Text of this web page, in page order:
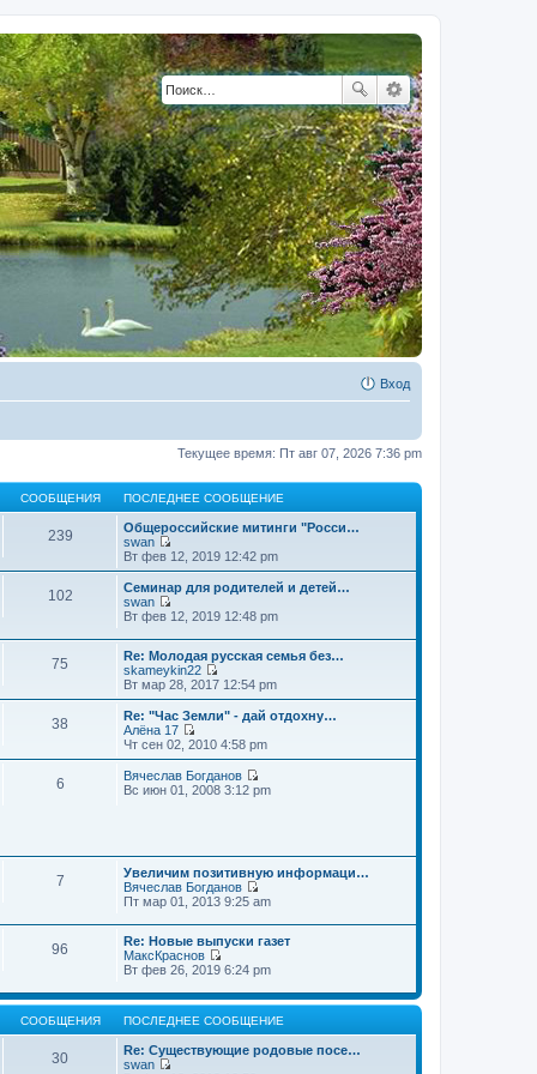
Вход
Текущее время: Пт авг 07, 2026 7:36 pm
СООБЩЕНИЯ ПОСЛЕДНЕЕ СООБЩЕНИЕ
239
Общероссийские митинги "Росси…
swan
П
е
р
е
й
т
и
к
п
о
с
л
е
д
м
у
б
щ
е
н
ю
Вт фев 12, 2019 12:42 pm
102
Семинар для родителей и детей…
swan
П
р
е
й
т
и
к
п
о
с
л
е
у
с
о
о
щ
е
н
и
Вт фев 12, 2019 12:48 pm
75
Re: Молодая русская семья без…
skameykin22
П
е
р
е
й
к
п
е
д
н
е
у
с
о
о
щ
н
ю
Вт мар 28, 2017 12:54 pm
38
Re: "Час Земли" - дай отдохну…
Алёна 17
П
е
р
е
й
п
о
с
л
д
н
е
м
с
о
о
щ
Чт сен 02, 2010 4:58 pm
6
Вячеслав Богданов
П
т
и
п
л
д
е
м
у
с
Вс июн 01, 2008 3:12 pm
7
Увеличим позитивную информаци…
Вячеслав Богданов
П
р
е
т
к
п
о
л
Пт мар 01, 2013 9:25 am
96
Re: Новые выпуски газет
МаксКраснов
П
р
е
й
т
и
Вт фев 26, 2019 6:24 pm
СООБЩЕНИЯ ПОСЛЕДНЕЕ СООБЩЕНИЕ
30
Re: Существующие родовые посе…
swan